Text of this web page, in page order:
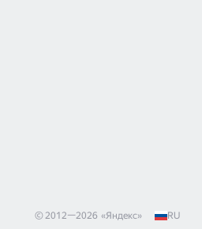
© 2012—2026 «Яндекс» RU